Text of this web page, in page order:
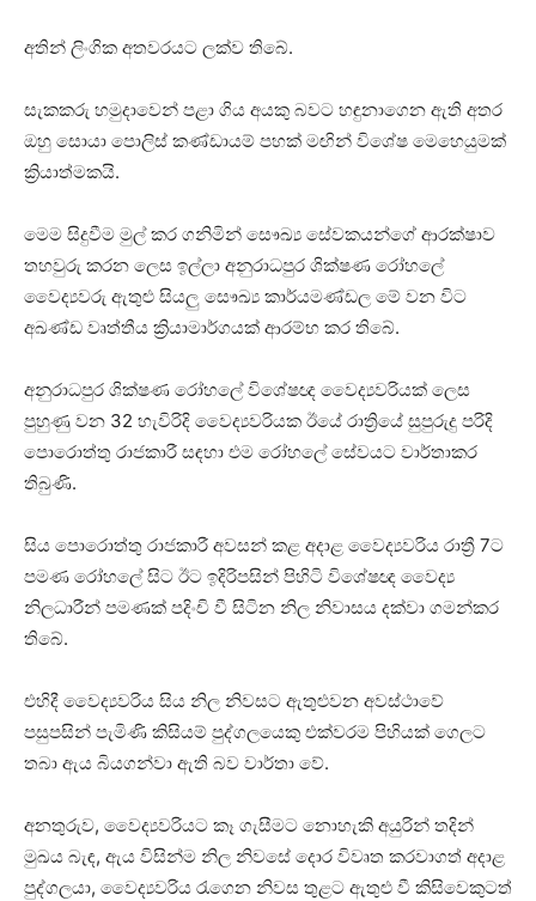
අතින් ලිංගික අතවරයට ලක්ව තිබේ.
සැකකරු හමුදාවෙන් පළා ගිය අයකු බවට හඳුනාගෙන ඇති අතර
ඔහු සොයා පොලිස් කණ්ඩායම් පහක් මඟින් විශේෂ මෙහෙයුමක්
ක්‍රියාත්මකයි.
මෙම සිදුවීම මුල් කර ගනිමින් සෞඛ්‍ය සේවකයන්ගේ ආරක්ෂාව
තහවුරු කරන ලෙස ඉල්ලා අනුරාධපුර ශික්ෂණ රෝහලේ
වෛද්‍යවරු ඇතුළු සියලු සෞඛ්‍ය කාර්යමණ්ඩල මේ වන විට
අඛණ්ඩ වෘත්තීය ක්‍රියාමාර්ගයක් ආරම්භ කර තිබේ.
අනුරාධපුර ශික්ෂණ රෝහලේ විශේෂඥ වෛද්‍යවරියක් ලෙස
පුහුණු වන 32 හැවිරිදි වෛද්‍යවරියක ඊයේ රාත්‍රියේ සුපුරුදු පරිදි
පොරොත්තු රාජකාරී සඳහා එම රෝහලේ සේවයට වාර්තාකර
තිබුණි.
සිය පොරොත්තු රාජකාරී අවසන් කළ අදාළ වෛද්‍යවරිය රාත්‍රී 7ට
පමණ රෝහලේ සිට ඊට ඉදිරිපසින් පිහිටි විශේෂඥ වෛද්‍ය
නිලධාරීන් පමණක් පදිංචි වී සිටින නිල නිවාසය දක්වා ගමන්කර
තිබේ.
එහිදී වෛද්‍යවරිය සිය නිල නිවසට ඇතුළුවන අවස්ථාවේ
පසුපසින් පැමිණි කිසියම් පුද්ගලයෙකු එක්වරම පිහියක් ගෙලට
තබා ඇය බියගන්වා ඇති බව වාර්තා වේ.
අනතුරුව, වෛද්‍යවරියට කෑ ගැසීමට නොහැකි අයුරින් තදින්
මුඛය බැඳ, ඇය විසින්ම නිල නිවසේ දොර විවෘත කරවාගත් අදාළ
පුද්ගලයා, වෛද්‍යවරිය රැගෙන නිවස තුළට ඇතුළු වී කිසිවෙකුටත්